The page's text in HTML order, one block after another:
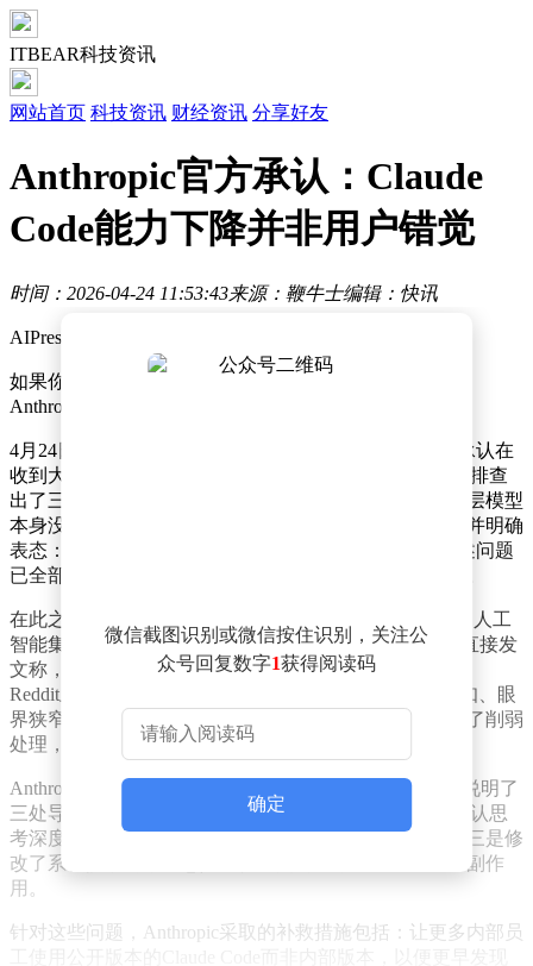
ITBEAR科技资讯
网站首页 科技资讯 财经资讯 分享好友
Anthropic官方承认：Claude
Code能力下降并非用户错觉
时间：2026-04-24 11:53:43来源：鞭牛士编辑：快讯
AIPress.com.cn报道
如果你最近一直在抱怨Claude Code越来越难用，那么
Anthropic刚刚证实，这不是你的错觉。
4月24日消息，Anthropic发布了一篇详细的博客文章，承认在
收到大量用户关于Claude Code质量下滑的投诉后，他们排查
出了三个可能导致体验变差的问题。公告特别强调，底层模型
本身没有任何问题，问题出在产品层面的几处调整上，并明确
表态：公司从未主动降低模型性能。截至4月20日，上述问题
已全部修复，并已采取相应措施防止类似情况再次发生。
在此之前，用户已经连续数周在各平台集中投诉。AMD人工
智能集团高级总监、GitHub用户Stella Laurenzo在4月初直接发
文称，Claude已经退化到无法承担复杂工程任务的程度。
Reddit上的讨论更为激烈，有用户形容它变得懒惰、无知、眼
界狭窄。部分用户甚至猜测Anthropic是故意对工具进行了削弱
处理，对此公司予以断然否认。
Anthropic随后在X上发文，公布了事故复盘报告，具体说明了
三处导致问题的产品改动：一是调整了Claude Code的默认思
考深度；二是一次缓存优化操作引入了新的程序错误；三是修
改了系统提示词，本意是让输出更简洁，结果却带来了副作
用。
针对这些问题，Anthropic采取的补救措施包括：让更多内部员
微信截图识别或微信按住识别，关注公
众号回复数字1获得阅读码
确定